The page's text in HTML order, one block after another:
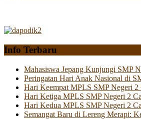
Info Terbaru
Mahasiswa Jepang Kunjungi SMP
Peringatan Hari Anak Nasional di
Hari Keempat MPLS SMP Negeri 2
Hari Ketiga MPLS SMP Negeri 2
Hari Kedua MPLS SMP Negeri 2
Semangat Baru di Lereng Merapi: